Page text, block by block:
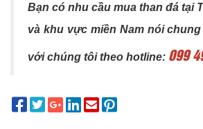
Bạn có nhu cầu mua than đá tại
và khu vực miền Nam nói
với chúng tôi theo hotline: 099